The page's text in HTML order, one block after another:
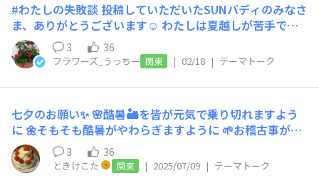
#わたしの失敗談 投稿していただいたSUNバディのみなさ
ま、ありがとうございます☺️ わたしは夏越しが苦手で特
に春に植えたお花たちはだいたい枯らしてしまいます…🍂
近年は特に暑くなっていますが、皆さまどのように夏越し
対策しているのか教えていただけると嬉しいです♪ その
点、初夏に販売される商品は夏越しもしやすいですね。
ント、スターティアラ、すぐ楽ミリオンベル、サフィニア
プレミアムです🌱 まだまだ寒い日が続きますが、春にな
ったら満開になるように引き続きお手入れ頑張ります‼️ 写
真は寒い冬でも花が咲いてくれているすぐ楽ミリオンベル
3 36
フラワーズ_うっちー 関東 | 02/18 | テーマトーク
七夕のお願い✨ 🌸酷暑🏜️を皆が元気で乗り切れますよう
に 🌼そもそも酷暑がやわらぎますように 🌱お稽古事が上
達しますように うちのスターティアラはパッカーン気味
でザビエルなので、部分写真で😅
3 36
ときけこた 関東 | 2025/07/09 | テーマトーク